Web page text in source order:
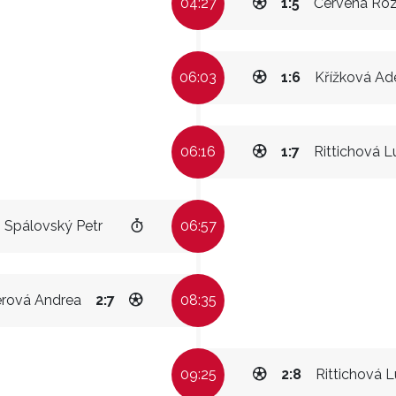
06:03 Křížková
1:6
06:16 Rittichová
1:7
Spálovský Petr 06:57
Andrea 2:7 08:35
09:25 Rittichová
2:8